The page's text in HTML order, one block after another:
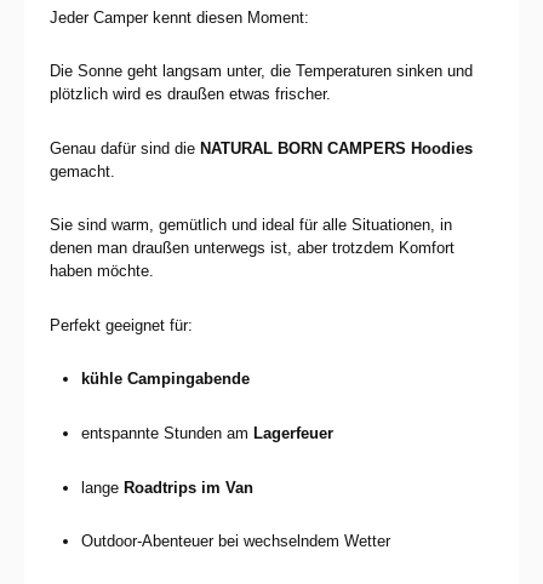
Jeder Camper kennt diesen Moment:
Die Sonne geht langsam unter, die Temperaturen sinken und
plötzlich wird es draußen etwas frischer.
Genau dafür sind die NATURAL BORN CAMPERS Hoodies
gemacht.
Sie sind warm, gemütlich und ideal für alle Situationen, in
denen man draußen unterwegs ist, aber trotzdem Komfort
haben möchte.
Perfekt geeignet für:
kühle Campingabende
entspannte Stunden am Lagerfeuer
lange Roadtrips im Van
Outdoor-Abenteuer bei wechselndem Wetter